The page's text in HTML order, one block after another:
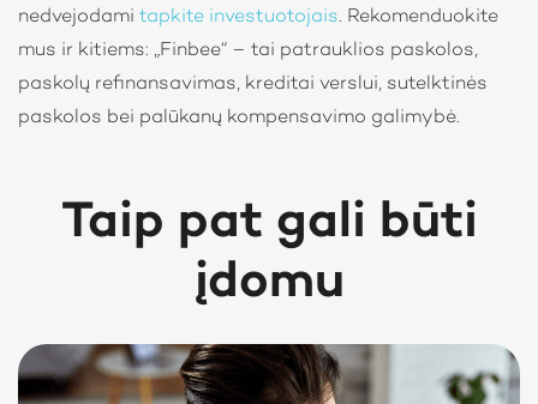
nedvejodami tapkite investuotojais. Rekomenduokite
mus ir kitiems: „Finbee“ – tai patrauklios paskolos,
paskolų refinansavimas, kreditai verslui, sutelktinės
paskolos bei palūkanų kompensavimo galimybė.
Taip pat gali būti
įdomu